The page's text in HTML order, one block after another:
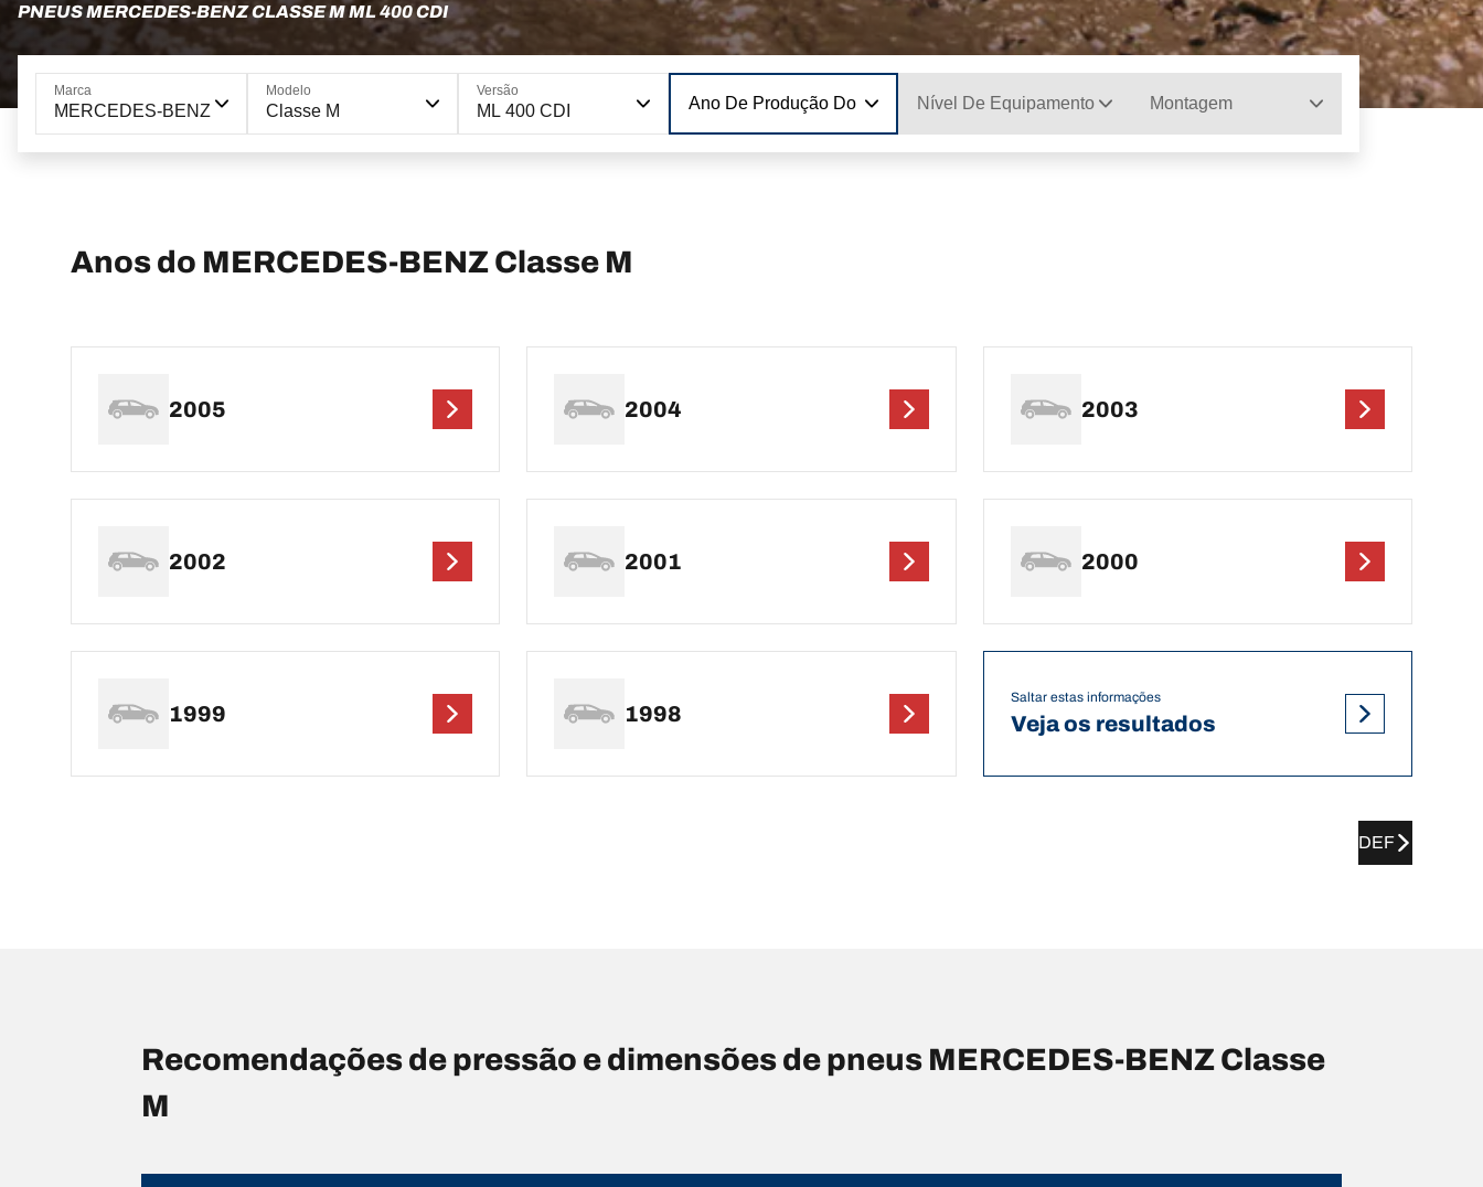
PNEUS MERCEDES-BENZ CLASSE M ML 400 CDI
Marca
MERCEDES-BENZ
Modelo
Classe M
Versão
ML 400 CDI Ano De Produção Do Modelo Nível De Equipamento Montagem
Anos do MERCEDES-BENZ Classe M
2005 2004 2003
2002 2001 2000
1999 1998
Saltar estas informações
Veja os resultados
DEF
Recomendações de pressão e dimensões de pneus MERCEDES-BENZ Classe
M